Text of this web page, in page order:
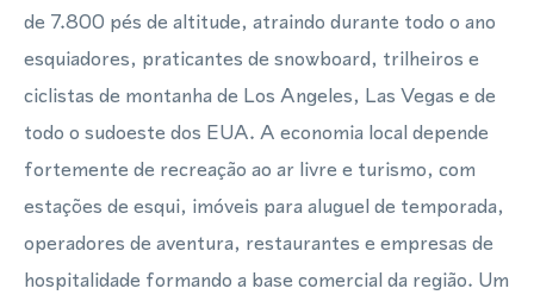
de 7.800 pés de altitude, atraindo durante todo o ano
esquiadores, praticantes de snowboard, trilheiros e
ciclistas de montanha de Los Angeles, Las Vegas e de
todo o sudoeste dos EUA. A economia local depende
fortemente de recreação ao ar livre e turismo, com
estações de esqui, imóveis para aluguel de temporada,
operadores de aventura, restaurantes e empresas de
hospitalidade formando a base comercial da região. Um